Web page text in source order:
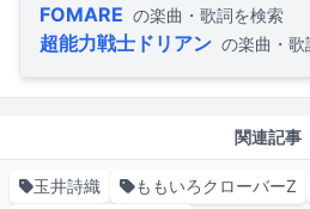
FOMARE の楽曲・歌詞を検索
超能力戦士ドリアン の楽曲・歌
関連記事
玉井詩織 ももいろクローバーZ